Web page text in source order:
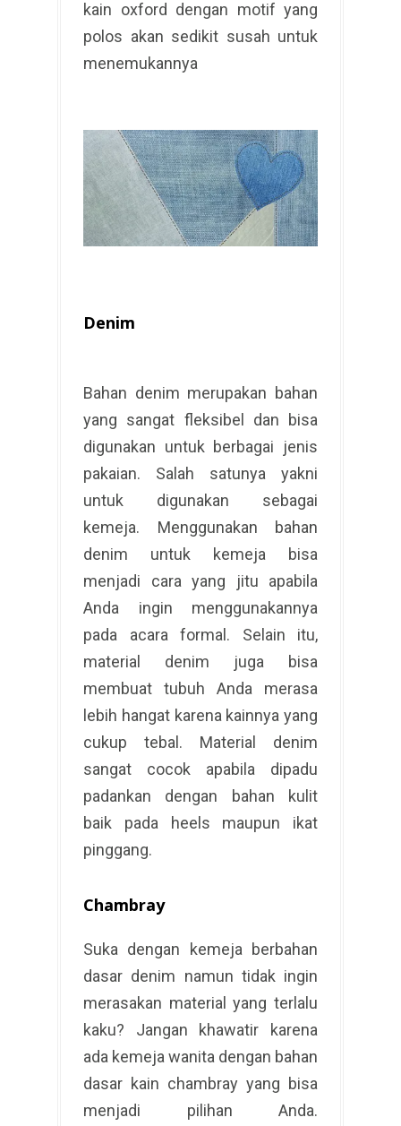
kain oxford dengan motif yang
polos akan sedikit susah untuk
menemukannya
Denim
Bahan denim merupakan bahan
yang sangat fleksibel dan bisa
digunakan untuk berbagai jenis
pakaian. Salah satunya yakni
untuk digunakan sebagai
kemeja. Menggunakan bahan
denim untuk kemeja bisa
menjadi cara yang jitu apabila
Anda ingin menggunakannya
pada acara formal. Selain itu,
material denim juga bisa
membuat tubuh Anda merasa
lebih hangat karena kainnya yang
cukup tebal. Material denim
sangat cocok apabila dipadu
padankan dengan bahan kulit
baik pada heels maupun ikat
pinggang.
Chambray
Suka dengan kemeja berbahan
dasar denim namun tidak ingin
merasakan material yang terlalu
kaku? Jangan khawatir karena
ada kemeja wanita dengan bahan
dasar kain chambray yang bisa
menjadi pilihan Anda.